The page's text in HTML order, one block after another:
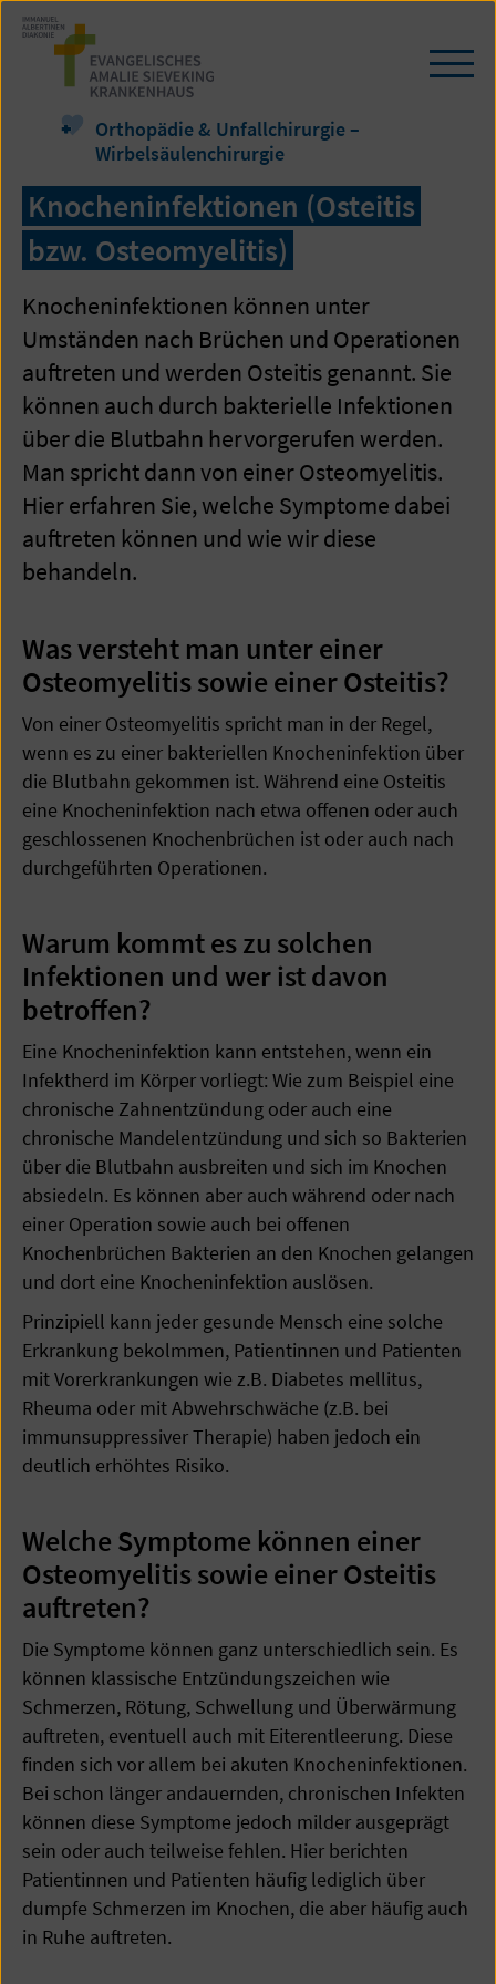
Zum
Seiteninhalt
springen
Orthopädie & Unfallchirurgie –
Wirbelsäulenchirurgie
Knocheninfektionen (Osteitis
bzw. Osteomyelitis)
Knocheninfektionen können unter
Umständen nach Brüchen und Operationen
auftreten und werden Osteitis genannt. Sie
können auch durch bakterielle Infektionen
über die Blutbahn hervorgerufen werden.
Man spricht dann von einer Osteomyelitis.
Hier erfahren Sie, welche Symptome dabei
auftreten können und wie wir diese
behandeln.
Was versteht man unter einer
Osteomyelitis sowie einer Osteitis?
Von einer Osteomyelitis spricht man in der Regel,
wenn es zu einer bakteriellen Knocheninfektion über
die Blutbahn gekommen ist. Während eine Osteitis
eine Knocheninfektion nach etwa offenen oder auch
geschlossenen Knochenbrüchen ist oder auch nach
durchgeführten Operationen.
Warum kommt es zu solchen
Infektionen und wer ist davon
betroffen?
Eine Knocheninfektion kann entstehen, wenn ein
Infektherd im Körper vorliegt: Wie zum Beispiel eine
chronische Zahnentzündung oder auch eine
chronische Mandelentzündung und sich so Bakterien
über die Blutbahn ausbreiten und sich im Knochen
absiedeln. Es können aber auch während oder nach
einer Operation sowie auch bei offenen
Knochenbrüchen Bakterien an den Knochen gelangen
und dort eine Knocheninfektion auslösen.
Prinzipiell kann jeder gesunde Mensch eine solche
Erkrankung bekolmmen, Patientinnen und Patienten
mit Vorerkrankungen wie z.B. Diabetes mellitus,
Rheuma oder mit Abwehrschwäche (z.B. bei
immunsuppressiver Therapie) haben jedoch ein
deutlich erhöhtes Risiko.
Welche Symptome können einer
Osteomyelitis sowie einer Osteitis
auftreten?
Die Symptome können ganz unterschiedlich sein. Es
können klassische Entzündungszeichen wie
Schmerzen, Rötung, Schwellung und Überwärmung
auftreten, eventuell auch mit Eiterentleerung. Diese
finden sich vor allem bei akuten Knocheninfektionen.
Bei schon länger andauernden, chronischen Infekten
können diese Symptome jedoch milder ausgeprägt
sein oder auch teilweise fehlen. Hier berichten
Patientinnen und Patienten häufig lediglich über
dumpfe Schmerzen im Knochen, die aber häufig auch
in Ruhe auftreten.